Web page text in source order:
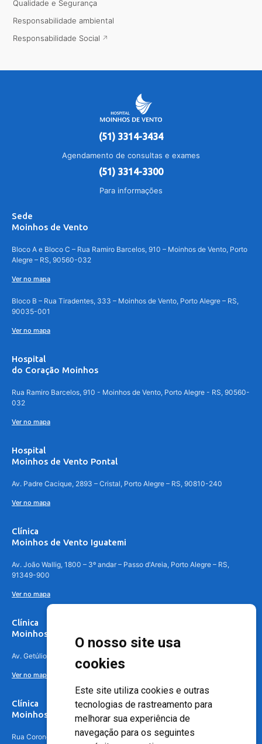
O nosso site usa
cookies
Este site utiliza cookies e outras
tecnologias de rastreamento para
melhorar sua experiência de
navegação para os seguintes
Qualidade e Segurança
Responsabilidade ambiental
Responsabilidade Social
(51) 3314-3434
Agendamento de consultas e exames
(51) 3314-3300
Para informações
Sede
Moinhos de Vento
Bloco A e Bloco C – Rua Ramiro Barcelos, 910 – Moinhos de Vento, Porto
Alegre – RS, 90560-032
Ver no mapa
Bloco B – Rua Tiradentes, 333 – Moinhos de Vento, Porto Alegre – RS,
90035-001
Ver no mapa
Hospital
do Coração Moinhos
Rua Ramiro Barcelos, 910 - Moinhos de Vento, Porto Alegre - RS, 90560-
032
Ver no mapa
Hospital
Moinhos de Vento Pontal
Av. Padre Cacique, 2893 – Cristal, Porto Alegre – RS, 90810-240
Ver no mapa
Clínica
Moinhos de Vento Iguatemi
Av. João Wallig, 1800 – 3º andar – Passo d'Areia, Porto Alegre – RS,
91349-900
Ver no mapa
Clínica
Moinhos de Vento Canoas
Av. Getúlio Vargas, 4841 – Centro, Canoas – RS, 92010-010
Ver no mapa
Clínica
Moinhos de Vento - Teresópolis
Rua Coronel Aparício Borges, 250 - 3º andar - Teresópolis, Porto Alegre -